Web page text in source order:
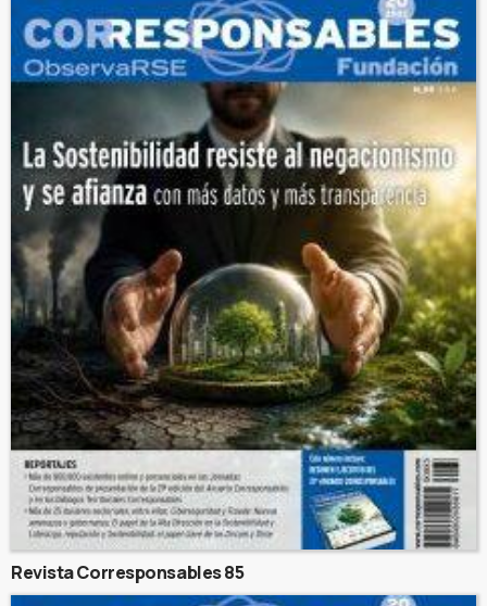
Revista Corresponsables 85